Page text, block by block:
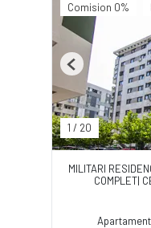
Comision 0%
1 / 20
Previous
MILITARI
COMPLET|